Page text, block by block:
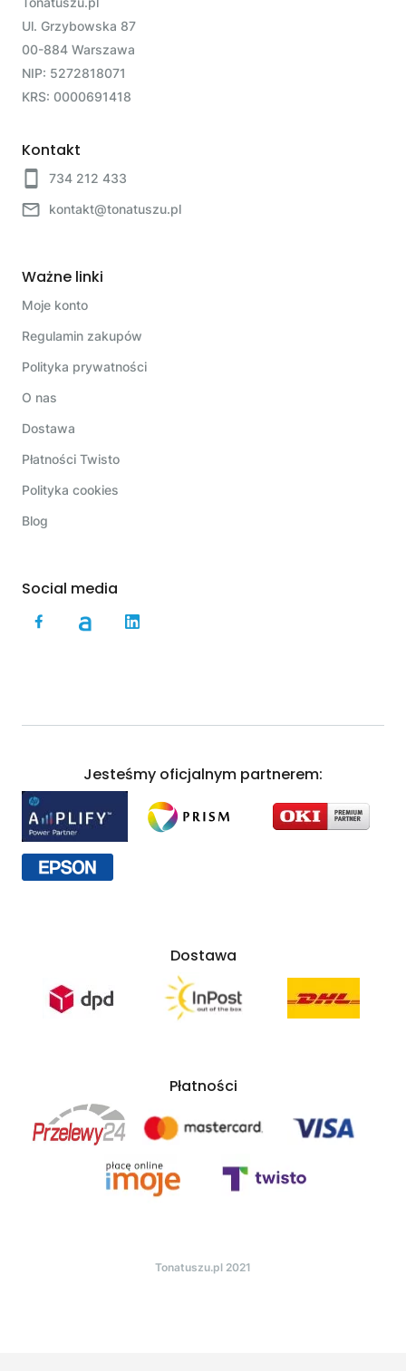
Ul. Grzybowska 87
00-884 Warszawa
NIP: 5272818071
KRS: 0000691418
Kontakt
734 212 433
kontakt@tonatuszu.pl
Ważne linki
Moje konto
Regulamin zakupów
Polityka prywatności
O nas
Dostawa
Płatności Twisto
Polityka cookies
Blog
Social media
Jesteśmy oficjalnym partnerem:
Dostawa
Płatności
Tonatuszu.pl 2021